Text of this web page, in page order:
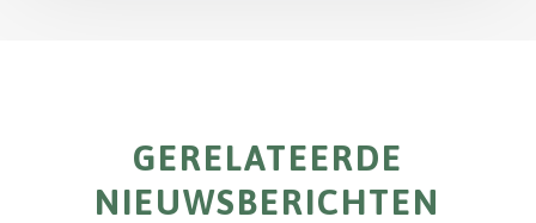
GERELATEERDE
NIEUWSBERICHTEN